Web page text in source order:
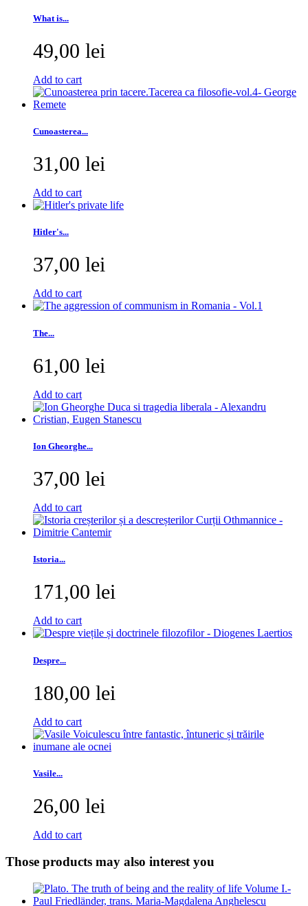
What is...
49,00 lei
Add to cart
Cunoasterea...
31,00 lei
Add to cart
Hitler's...
37,00 lei
Add to cart
The...
61,00 lei
Add to cart
Ion Gheorghe...
37,00 lei
Add to cart
Istoria...
171,00 lei
Add to cart
Despre...
180,00 lei
Add to cart
Vasile...
26,00 lei
Add to cart
Those products may also interest you